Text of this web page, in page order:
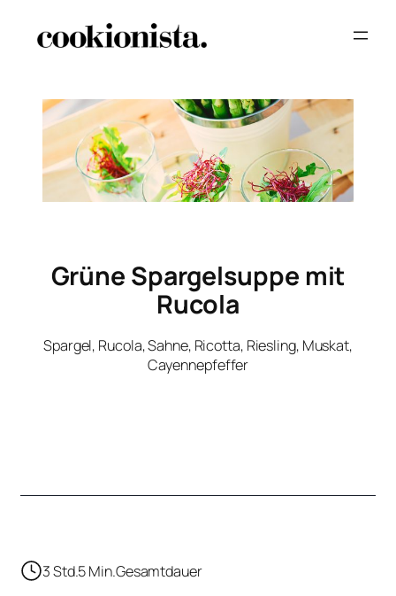
Grüne Spargelsuppe mit
Rucola
Spargel, Rucola, Sahne, Ricotta, Riesling, Muskat,
Cayennepfeffer
3 Std.5 Min.Gesamtdauer